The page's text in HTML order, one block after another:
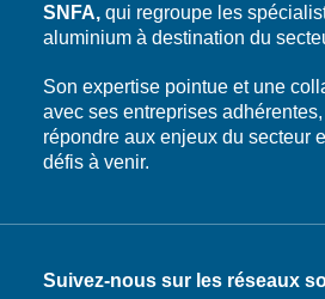
SNFA, qui regroupe les
aluminium à destination du
Son expertise pointue et une
avec ses entreprises
répondre aux enjeux du secteur
défis à venir.
Suivez-nous sur les réseaux